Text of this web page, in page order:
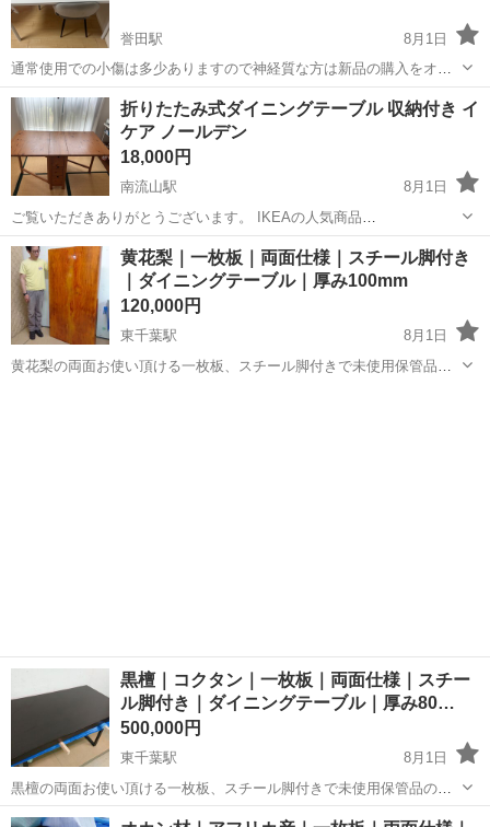
誉田駅
8月1日
通常使用での小傷は多少ありますので神経質な方は新品の購入をオス
スメします。 購入時は15000円ほどでした。 軽トラ、フリードには積
み込みできましたので参考にしていただければと思います。 4日20
時〜5日14時頃までの間で...
千葉 千葉市 誉田駅 テーブル
折りたたみ式ダイニングテーブル 収納付き イ
ケア ノールデン
18,000円
南流山駅
8月1日
ご覧いただきありがとうございます。 IKEAの人気商品
「NORDEN（ノールデン）」のゲートレッグテーブルです。 天板は用
途に合わせて片側・両側を開閉でき、使用人数やシーンに応じてサイ
ズを調整できます。両側を広げると幅約...
千葉 松戸市 南流山駅 テーブル
黄花梨｜一枚板｜両面仕様｜スチール脚付き
｜ダイニングテーブル｜厚み100mm
120,000円
東千葉駅
8月1日
黄花梨の両面お使い頂ける一枚板、スチール脚付きで未使用保管品の
黒檀｜コクタン｜一枚板｜両面仕様｜スチー
ル脚付き｜ダイニングテーブル｜厚み80…
500,000円
東千葉駅
8月1日
黒檀の両面お使い頂ける一枚板、スチール脚付きで未使用保管品のダ
イニングテーブルが入荷しました。 銘木として古くから知られ、漆黒
千葉 千葉市 東千葉駅 テーブル 黒檀